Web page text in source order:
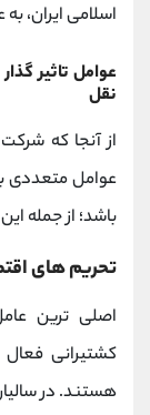
اسلامی ایران،
عوامل تاثیر
نقل
از آنجا که
عوامل متعددی
باشد؛ از جمله
تحریم های
اصلی ترین
کشتیرانی
هستند. در